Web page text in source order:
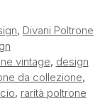
, Divani Poltrone
vintage, design
da collezione,
, rarità poltrone